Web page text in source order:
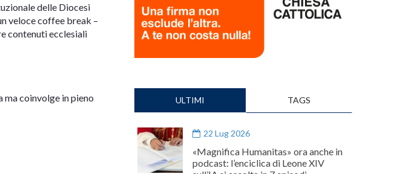
delle Diocesi
veloce coffee break –
contenuti ecclesiali
ma coinvolge in pieno
ULTIMI TAGS
22 Lug 2026
«Magnifica Humanitas» ora anche in
podcast: l’enciclica di Leone XIV